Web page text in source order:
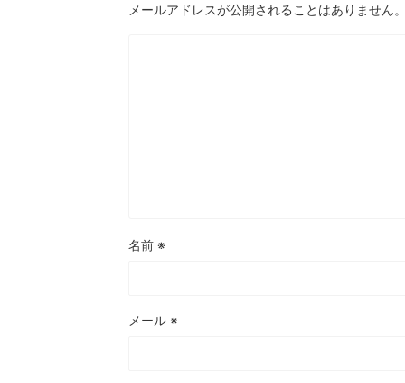
メールアドレスが公開されることはありません
名前 ※
メール ※